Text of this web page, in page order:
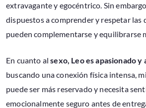
extravagante y egocéntrico. Sin
dispuestos a comprender y respetar las
pueden complementarse y equilibrarse
En cuanto alsexo, Leo es apasionado
buscando una conexión física intensa,
puede ser más reservado y necesita
emocionalmente seguro antes de